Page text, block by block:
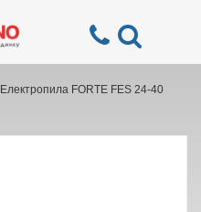
Електропила FORTE FES 24-40